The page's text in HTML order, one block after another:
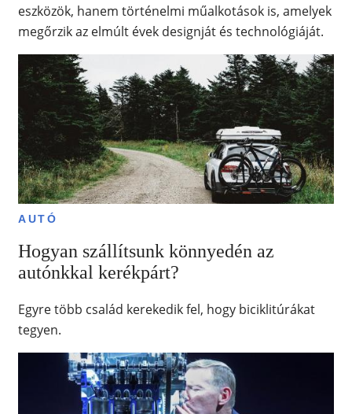
eszközök, hanem történelmi műalkotások is, amelyek
megőrzik az elmúlt évek designját és technológiáját.
AUTÓ
Hogyan szállítsunk könnyedén az
autónkkal kerékpárt?
Egyre több család kerekedik fel, hogy biciklitúrákat
tegyen.